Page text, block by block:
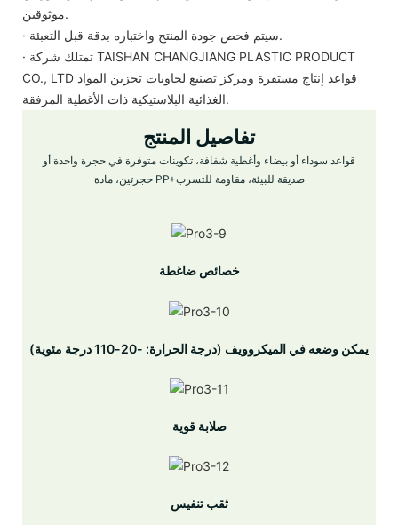
موثوقين.
· سيتم فحص جودة المنتج واختباره بدقة قبل التعبئة.
· تمتلك شركة TAISHAN CHANGJIANG PLASTIC PRODUCT
CO., LTD قواعد إنتاج مستقرة ومركز تصنيع لحاويات تخزين المواد
الغذائية البلاستيكية ذات الأغطية المرفقة.
تفاصيل المنتج
قواعد سوداء أو بيضاء وأغطية شفافة، تكوينات متوفرة في حجرة واحدة أو
حجرتين، مادة PP+صديقة للبيئة، مقاومة للتسرب
خصائص ضاغطة
يمكن وضعه في الميكروويف (درجة الحرارة: -20-110 درجة مئوية)
صلابة قوية
ثقب تنفيس